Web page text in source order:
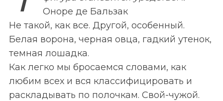
Оноре де Бальзак
Не такой, как все. Другой, особенный.
Белая ворона, черная овца, гадкий утенок,
темная лошадка.
Как легко мы бросаемся словами, как
любим всех и вся классифицировать и
раскладывать по полочкам. Свой-чужой.